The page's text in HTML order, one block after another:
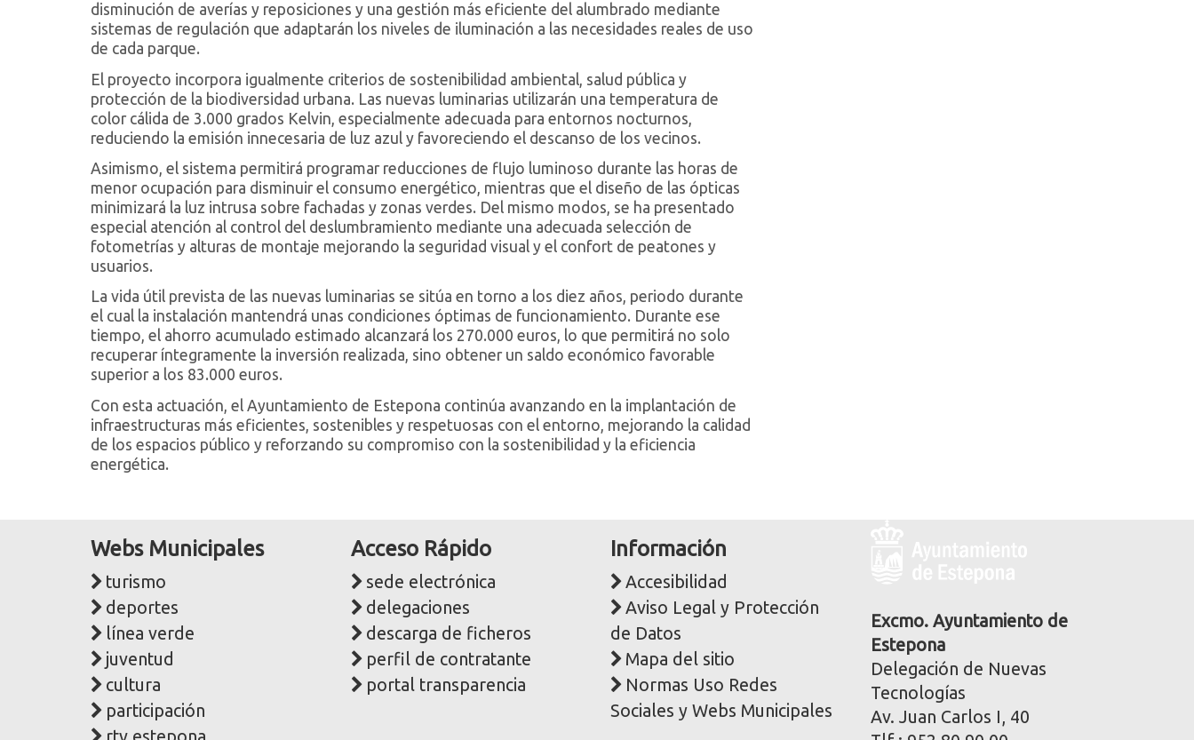
disminución de averías y reposiciones y una gestión más eficiente del alumbrado mediante
sistemas de regulación que adaptarán los niveles de iluminación a las necesidades reales de uso
de cada parque.
El proyecto incorpora igualmente criterios de sostenibilidad ambiental, salud pública y
protección de la biodiversidad urbana. Las nuevas luminarias utilizarán una temperatura de
color cálida de 3.000 grados Kelvin, especialmente adecuada para entornos nocturnos,
reduciendo la emisión innecesaria de luz azul y favoreciendo el descanso de los vecinos.
Asimismo, el sistema permitirá programar reducciones de flujo luminoso durante las horas de
menor ocupación para disminuir el consumo energético, mientras que el diseño de las ópticas
minimizará la luz intrusa sobre fachadas y zonas verdes. Del mismo modos, se ha presentado
especial atención al control del deslumbramiento mediante una adecuada selección de
fotometrías y alturas de montaje mejorando la seguridad visual y el confort de peatones y
usuarios.
La vida útil prevista de las nuevas luminarias se sitúa en torno a los diez años, periodo durante
el cual la instalación mantendrá unas condiciones óptimas de funcionamiento. Durante ese
tiempo, el ahorro acumulado estimado alcanzará los 270.000 euros, lo que permitirá no solo
recuperar íntegramente la inversión realizada, sino obtener un saldo económico favorable
superior a los 83.000 euros.
Con esta actuación, el Ayuntamiento de Estepona continúa avanzando en la implantación de
infraestructuras más eficientes, sostenibles y respetuosas con el entorno, mejorando la calidad
de los espacios público y reforzando su compromiso con la sostenibilidad y la eficiencia
energética.
Webs Municipales
turismo
deportes
línea verde
juventud
cultura
participación
Acceso Rápido
sede electrónica
delegaciones
descarga de ficheros
perfil de contratante
portal transparencia
Información
Accesibilidad
Aviso Legal y Protección
de Datos
Mapa del sitio
Normas Uso Redes
Sociales y Webs Municipales
corporativa
Excmo. Ayuntamiento de
Estepona
Delegación de Nuevas
Tecnologías
Av. Juan Carlos I, 40